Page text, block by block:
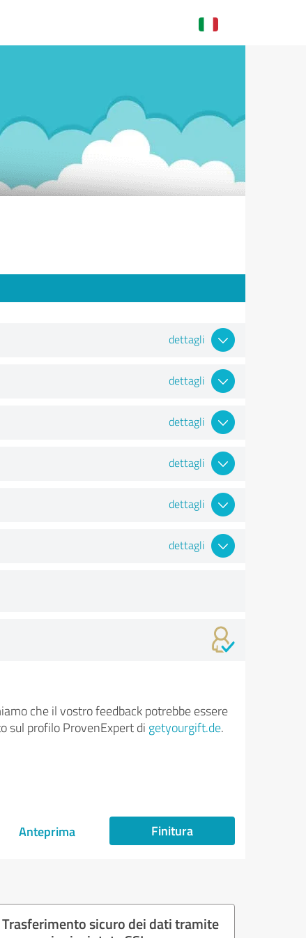
dettagli
dettagli
dettagli
dettagli
dettagli
dettagli
che il vostro feedback potrebbe essere
sul profilo ProvenExpert di getyourgift.de.
Anteprima Finitura
Trasferimento sicuro dei dati tramite